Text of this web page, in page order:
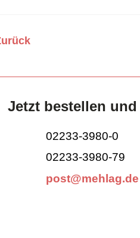
Jetzt bestellen
02233-3980-0
02233-3980-79
post@mehlag.de